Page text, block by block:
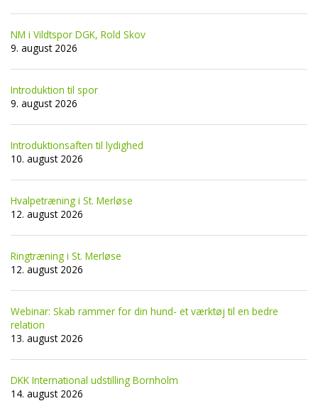
NM i Vildtspor DGK, Rold Skov
9. august 2026
Introduktion til spor
9. august 2026
Introduktionsaften til lydighed
10. august 2026
Hvalpetræning i St. Merløse
12. august 2026
Ringtræning i St. Merløse
12. august 2026
Webinar: Skab rammer for din hund- et værktøj til en bedre
relation
13. august 2026
DKK International udstilling Bornholm
14. august 2026